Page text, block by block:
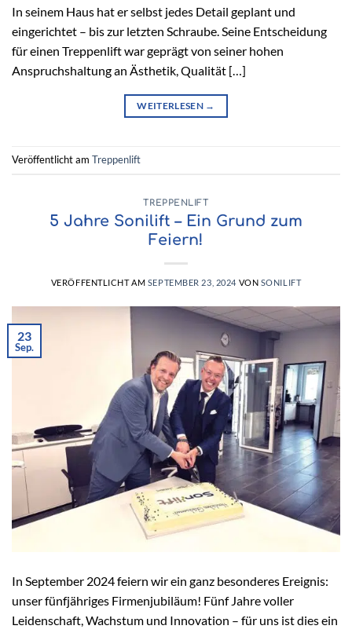
In seinem Haus hat er selbst jedes Detail geplant und
eingerichtet – bis zur letzten Schraube. Seine Entscheidung
für einen Treppenlift war geprägt von seiner hohen
Anspruchshaltung an Ästhetik, Qualität […]
WEITERLESEN →
Veröffentlicht am Treppenlift
TREPPENLIFT
5 Jahre Sonilift – Ein Grund zum
Feiern!
VERÖFFENTLICHT AM SEPTEMBER 23, 2024 VON SONILIFT
23
Sep.
In September 2024 feiern wir ein ganz besonderes Ereignis:
unser fünfjähriges Firmenjubiläum! Fünf Jahre voller
Leidenschaft, Wachstum und Innovation – für uns ist dies ein